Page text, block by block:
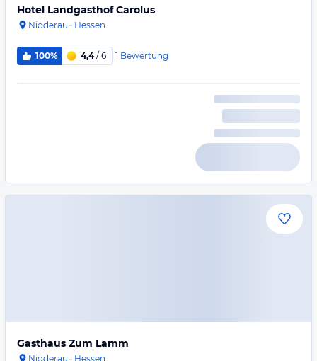
Hotel Landgasthof Carolus
Nidderau · Hessen
100% 4,4/ 6 1 Bewertung
Gasthaus Zum Lamm
Nidderau · Hessen